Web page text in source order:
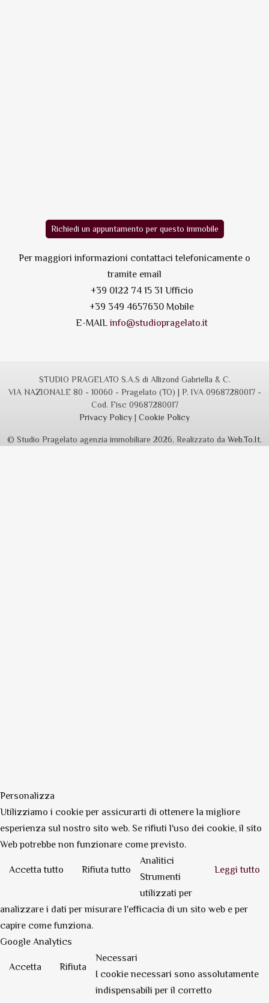
Richiedi un appuntamento per questo immobile
Per maggiori informazioni contattaci telefonicamente o
tramite email
+39 0122 74 15 31 Ufficio
+39 349 4657630 Mobile
E-MAILinfo@studiopragelato.it
STUDIO PRAGELATO S.A.S di Allizond Gabriella & C.
VIA NAZIONALE 80 - 10060 - Pragelato (TO) | P. IVA 09687280017 -
Cod. Fisc 09687280017
Privacy Policy | Cookie Policy
© Studio Pragelato agenzia immobiliare 2026, Realizzato da Web.To.It.
Personalizza
Utilizziamo i cookie per assicurarti di ottenere la migliore
esperienza sul nostro sito web. Se rifiuti l'uso dei cookie, il sito
Web potrebbe non funzionare come previsto.
Accetta tutto Rifiuta tutto Leggi tutto
Analitici
Strumenti
utilizzati per
analizzare i dati per misurare l'efficacia di un sito web e per
capire come funziona.
Google Analytics
Accetta Rifiuta
Necessari
I cookie necessari sono assolutamente
indispensabili per il corretto